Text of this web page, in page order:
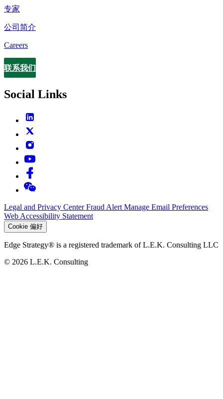
专家
公司简介
Careers
Contact
联系我们
Social Links
Legal and Privacy CenterFraud Alert Manage Email Preferences
Web Accessibility Statement
Cookie 偏好
Edge Strategy® is a registered trademark of L.E.K. Consulting LLC
© 2026 L.E.K. Consulting